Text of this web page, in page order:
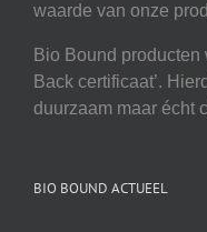
waarde van onze
Bio Bound producten
Back certificaat’.
duurzaam maar écht
BIO BOUND ACTUEEL